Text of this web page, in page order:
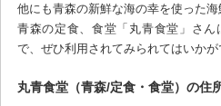
他にも青森の新鮮な海の幸を使った海
青森の定食、食堂「丸青食堂」さ
で、ぜひ利用されてみられてはいかが
丸青食堂（青森/定食・食堂）の住